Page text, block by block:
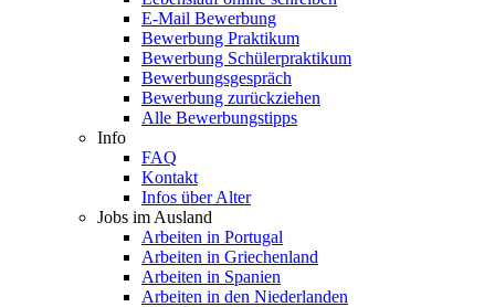
E-Mail Bewerbung
Bewerbung Praktikum
Bewerbung Schülerpraktikum
Bewerbungsgespräch
Bewerbung zurückziehen
Alle Bewerbungstipps
Info
FAQ
Kontakt
Infos über Alter
Jobs im Ausland
Arbeiten in Portugal
Arbeiten in Griechenland
Arbeiten in Spanien
Arbeiten in den Niederlanden